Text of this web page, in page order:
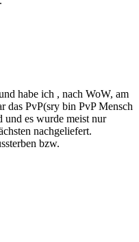
habe ich , nach WoW, am
das PvP(sry bin PvP Mensch
und es wurde meist nur
nachgeliefert.
bzw.